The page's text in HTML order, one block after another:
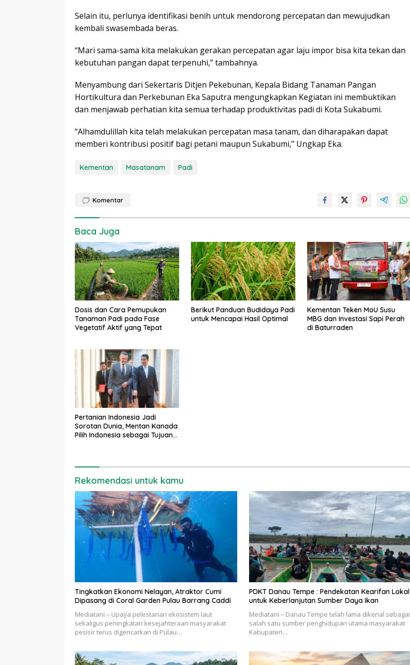
Selain itu, perlunya identifikasi benih untuk mendorong percepatan dan mewujudkan
kembali swasembada beras.
“Mari sama-sama kita melakukan gerakan percepatan agar laju impor bisa kita tekan dan
kebutuhan pangan dapat terpenuhi,” tambahnya.
Menyambung dari Sekertaris Ditjen Pekebunan, Kepala Bidang Tanaman Pangan
Hortikultura dan Perkebunan Eka Saputra mengungkapkan Kegiatan ini membuktikan
dan menjawab perhatian kita semua terhadap produktivitas padi di Kota Sukabumi.
“Alhamdulillah kita telah melakukan percepatan masa tanam, dan diharapakan dapat
memberi kontribusi positif bagi petani maupun Sukabumi,” Ungkap Eka.
Kementan Masatanam Padi
Komentar
Baca Juga
Dosis dan Cara Pemupukan
Tanaman Padi pada Fase
Vegetatif Aktif yang Tepat
Berikut Panduan Budidaya Padi
untuk Mencapai Hasil Optimal
Kementan Teken MoU Susu
MBG dan Investasi Sapi Perah
di Baturraden
Pertanian Indonesia Jadi
Sorotan Dunia, Mentan Kanada
Pilih Indonesia sebagai Tujuan
Rekomendasi untuk kamu
Tingkatkan Ekonomi Nelayan, Atraktor Cumi
Dipasang di Coral Garden Pulau Barrang Caddi
Mediatani – Upaya pelestarian ekosistem laut
sekaligus peningkatan kesejahteraan masyarakat
pesisir terus digencarkan di Pulau…
PDKT Danau Tempe : Pendekatan Kearifan Lokal
untuk Keberlanjutan Sumber Daya Ikan
Mediatani – Danau Tempe telah lama dikenal sebagai
salah satu sumber penghidupan utama masyarakat
Kabupaten…